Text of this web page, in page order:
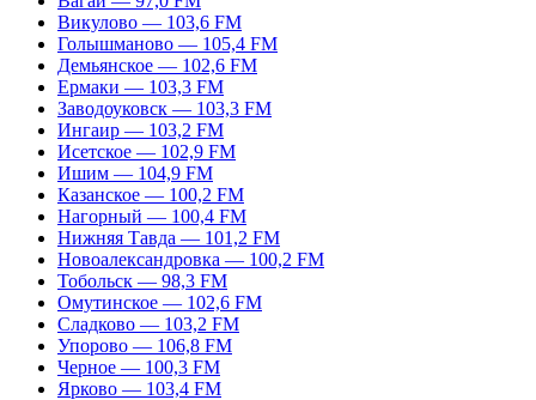
Викулово — 103,6 FM
Голышманово — 105,4 FM
Демьянское — 102,6 FM
Ермаки — 103,3 FM
Заводоуковск — 103,3 FM
Ингаир — 103,2 FM
Исетское — 102,9 FM
Ишим — 104,9 FM
Казанское — 100,2 FM
Нагорный — 100,4 FM
Нижняя Тавда — 101,2 FM
Новоалександровка — 100,2 FM
Тобольск — 98,3 FM
Омутинское — 102,6 FM
Сладково — 103,2 FM
Упорово — 106,8 FM
Черное — 100,3 FM
Ярково — 103,4 FM